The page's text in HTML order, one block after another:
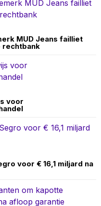
MUD Jeans failliet
rechtbank
voor
voor € 16,1 miljard na